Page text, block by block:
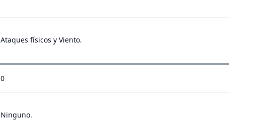
Ataques físicos y Viento.
0
Ninguno.